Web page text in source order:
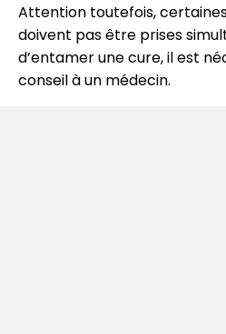
Attention toutefois,
doivent pas être prises
d’entamer une cure, il est
conseil à un médecin.